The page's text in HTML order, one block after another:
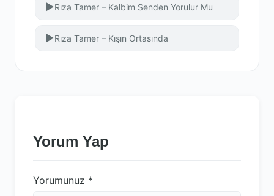
▶Rıza Tamer – Kalbim Senden Yorulur Mu
▶Rıza Tamer – Kışın Ortasında
Yorum Yap
Yorumunuz *